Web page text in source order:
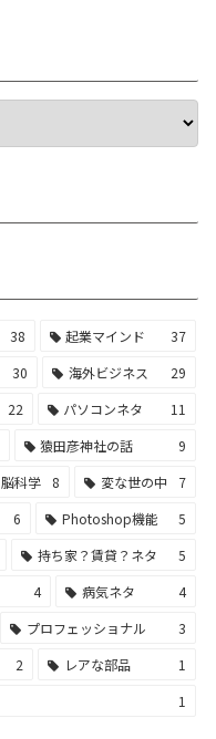
38 起業マインド
37
30 海外ビジネス
29
22 パソコンネタ
11
猿田彦神社の話
9
脳科学 8 変な世の中
7
6 Photoshop機能
5
持ち家？賃貸？ネタ
5
4 病気ネタ
4
プロフェッショナル
3
2 レアな部品
1
1